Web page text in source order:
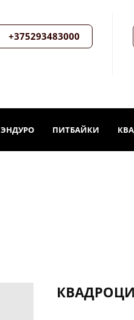
+375293483000
ЭНДУРО ПИТБАЙКИ